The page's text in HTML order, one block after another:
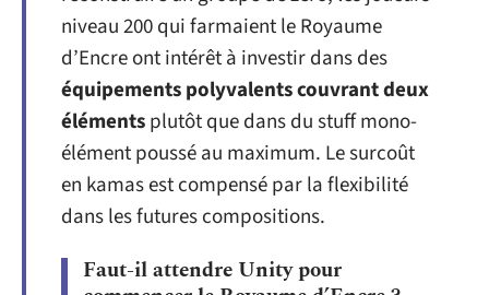
niveau 200 qui farmaient le Royaume
d’Encre ont intérêt à investir dans des
équipements polyvalents couvrant deux
élémentsplutôt que dans du stuff mono-
élément poussé au maximum. Le surcoût
en kamas est compensé par la flexibilité
dans les futures compositions.
Faut-il attendre Unity pour